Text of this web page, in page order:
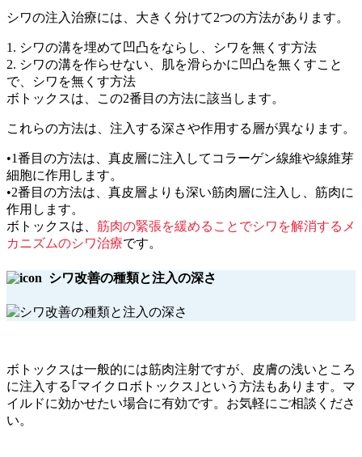
シワの注入治療には、大きく分けて2つの方法があります。
1. シワの溝を埋めて凹凸をならし、シワを無くす方法
2. シワの溝を作らせない、肌を滑らかに凹凸を無くすこと
で、シワを無くす方法
ボトックスは、この2番目の方法に該当します。
これらの方法は、注入する深さや作用する層が異なります。
•1番目の方法は、真皮層に注入してコラーゲン線維や線維芽
細胞に作用します。
•2番目の方法は、真皮層よりも深い筋肉層に注入し、筋肉に
作用します。
ボトックスは、 筋肉の緊張を緩めることでシワを解消するメ
カニズムのシワ治療です。
シワ改善の種類と注入の深さ
ボトックスは一般的には筋肉注射ですが、皮膚の浅いところ
に注入する｢マイクロボトックス｣という方法もあります。マ
イルドに効かせたい場合に有効です。お気軽にご相談くださ
い。